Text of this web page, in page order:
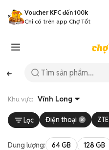
Voucher KFC đến 100k
Chỉ có trên app Chợ Tốt
Khu vực: Vĩnh Long
Lọc Điện thoại ZTE
Dung lượng: 64 GB 128 GB